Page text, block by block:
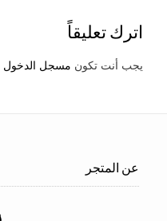
اترك تعليقاً
يجب أنت تكون مسجل الدخول
عن المتجر